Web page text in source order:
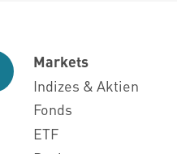
Markets
Indizes & Aktien
Fonds
ETF